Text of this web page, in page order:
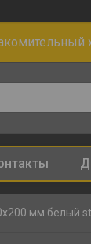
мм белый